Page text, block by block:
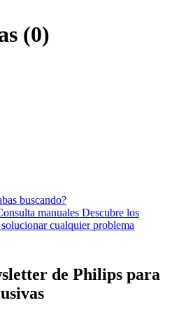
(0)
buscando?
manuales Descubre los
cualquier problema
de Philips para